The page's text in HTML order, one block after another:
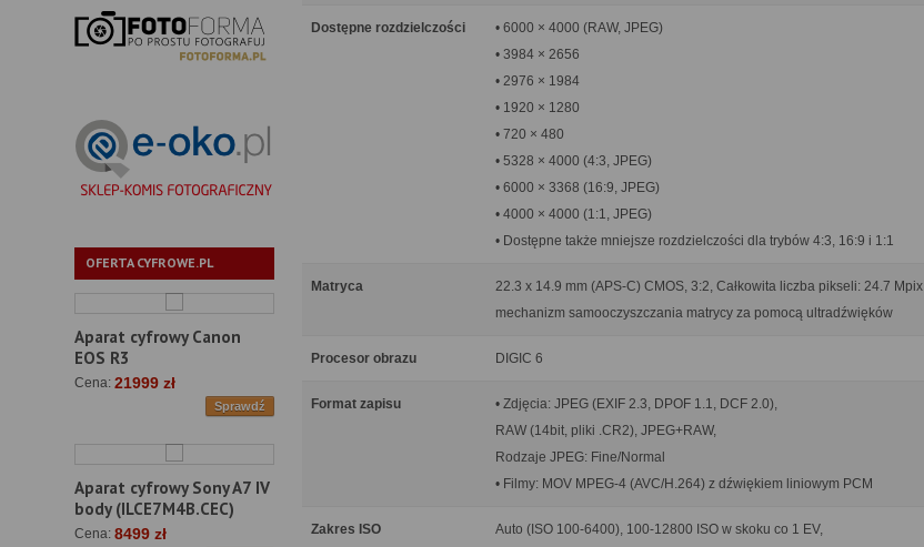
OFERTA CYFROWE.PL
Aparat cyfrowy Canon
EOS R3
Cena: 21999 zł
Sprawdź
Aparat cyfrowy Sony A7 IV
body (ILCE7M4B.CEC)
Cena: 8499 zł
Dostępne rozdzielczości
• 6000 × 4000 (RAW, JPEG)
• 3984 × 2656
• 2976 × 1984
• 1920 × 1280
• 720 × 480
• 5328 × 4000 (4:3, JPEG)
• 6000 × 3368 (16:9, JPEG)
• 4000 × 4000 (1:1, JPEG)
• Dostępne także mniejsze rozdzielczości dla trybów 4:3, 16:9 i 1:1
Matryca
22.3 x 14.9 mm (APS-C) CMOS, 3:2, Całkowita liczba pikseli: 24.7 Mpix
mechanizm samooczyszczania matrycy za pomocą ultradźwięków
Procesor obrazu DIGIC 6
Format zapisu
• Zdjęcia: JPEG (EXIF 2.3, DPOF 1.1, DCF 2.0),
RAW (14bit, pliki .CR2), JPEG+RAW,
Rodzaje JPEG: Fine/Normal
• Filmy: MOV MPEG-4 (AVC/H.264) z dźwiękiem liniowym PCM
Zakres ISO
Auto (ISO 100-6400), 100-12800 ISO w skoku co 1 EV,